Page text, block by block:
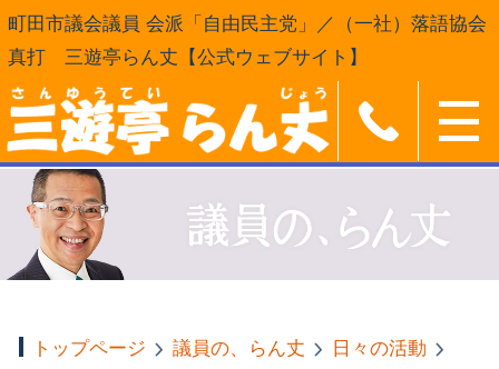
町田市議会議員 会派「自由民主党」／（一社）落語協会
真打 三遊亭らん丈【公式ウェブサイト】
トップページ 議員の、らん丈
日々の活動